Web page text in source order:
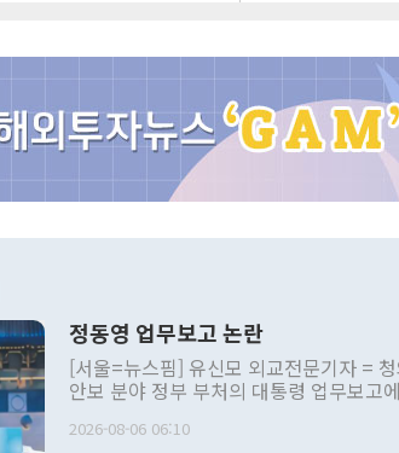
정동영 업무보고 논란
[서울=뉴스핌] 유신모 외교전문기자 =
안보 분야 정부 부처의 대통령 업무보고
발언 중에는 정부 내 조율을 거치지 않은
2026-08-06 06:10